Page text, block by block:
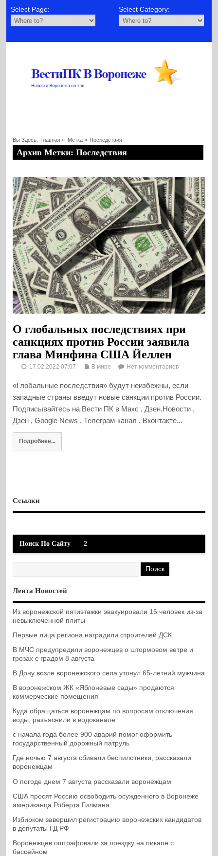
Select Page: Select Category:
Вы Здесь: Главная » Метка » Последствия
Архив Метки: Последствия
О глобальных последствиях при
санкциях против России заявила
глава Минфина США Йеллен
17.02.2022 07:07 В мире Нет комментариев
«Глобальные последствия» будут неизбежны, если
западные страны введут новые санкции против России.
Подписывайтесь на Вести ПК в Макс , Дзен.Новости ,
Дзен , Google News , Телеграм-канал , Вконтакте...
Подробнее...
Ссылки
Поиск По Сайту 2
Лента Новостей
Из воронежской пятиэтажки эвакуировали 16 человек из-за
невыключенной плиты
Первые лица региона наградили строителей ДСК
В МЧС предупредили воронежцев о штормовом ветре и
грозах с градом 8 августа
В Дону возле воронежского села утонул 65-летний мужчина
В воронежском ЖК «Яблоневые сады» продаются
коммерческие помещения
Куда обращаться воронежцам по вопросам отключения
воды, разъяснили в водоканале
с начала года более 900 аварий помог оформить
государственный дорожный патруль
Где ночью 7 августа сбивали беспилотники, рассказали
воронежцам
О погоде днем 7 августа рассказали воронежцам
США просят Россию освободить осужденного в Воронеже
американца Роберта Гилмана
Избирком завершил регистрацию воронежских кандидатов
в депутаты ГД РФ
Воронежцев оштрафовали за поездку на пикапе с
бассейном